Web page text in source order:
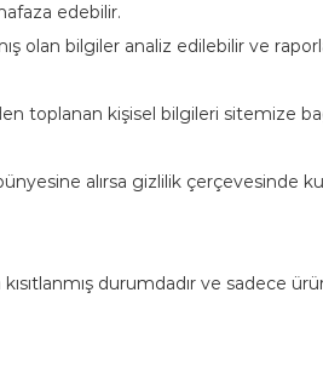
edebilir.
olan bilgiler analiz edilebilir ve
toplanan kişisel bilgileri sitemize
alırsa gizlilik çerçevesinde
durumdadır ve